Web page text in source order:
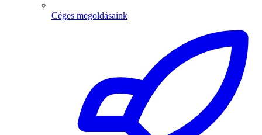
Céges megoldásaink